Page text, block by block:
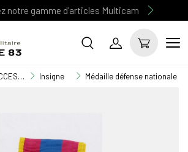
livraison offerts dès 70€ d'achat
notre gamme d'articles Multicam
ACCESSOIRE MILITAIRE Insigne Médaille défense nationale Or